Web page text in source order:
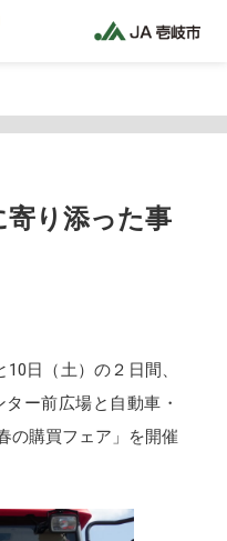
jaiki2021/ja-iki.jp/public_html/wp-
寄り添った事
日（土）の２日間、
ー前広場と自動車・
の購買フェア」を開催